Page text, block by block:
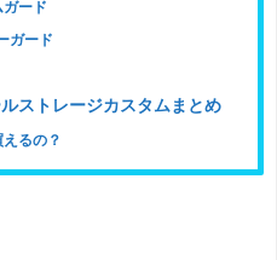
ード
ガード
ストレージカスタムまとめ
るの？